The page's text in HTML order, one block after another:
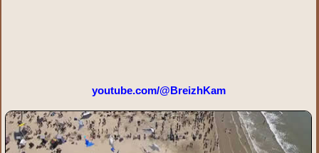
youtube.com/@BreizhKam